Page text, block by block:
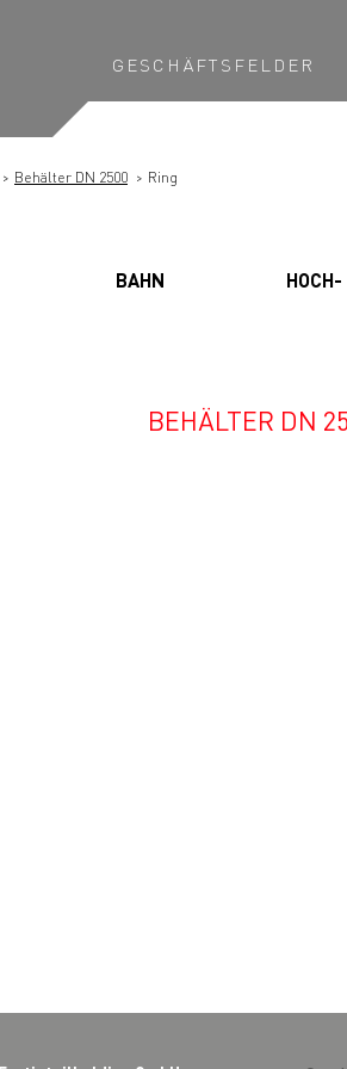
GESCHÄFTSFELDER
Behälter DN 2500 Ring
BAHN
BEHÄLTER DN